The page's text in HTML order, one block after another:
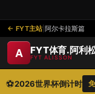
FYT主站 阿尔卡拉斯篇
A FYT体育.阿利
FYT ALISSON
⚽2026世界杯倒计时